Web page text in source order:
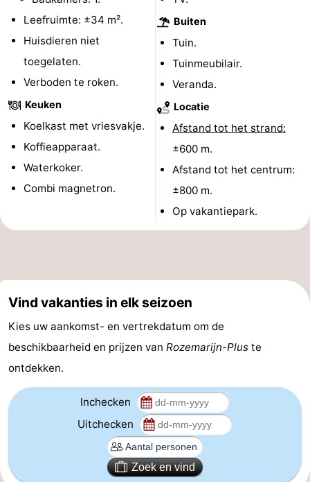
Nieuws
adressen
Regio
Noord-
Holland
-
Egmond
aan
Zee
-
Noordhollands
duinreservaat
-
Wijk
aan
-
Natuur
-
Leefruimte: ±34 m².
Huisdieren niet
toegelaten.
Verboden te roken.
Keuken
Koelkast met vriesvakje.
Koffieapparaat.
Waterkoker.
Combi magnetron.
Buiten
Tuin.
Tuinmeubilair.
Veranda.
Locatie
Afstand tot het strand:
±600 m.
Afstand tot het centrum:
±800 m.
Op vakantiepark.
Vind vakanties in elk seizoen
Kies uw aankomst- en vertrekdatum om de
beschikbaarheid en prijzen van Rozemarijn-Plus te
ontdekken.
Inchecken
Uitchecken
Zoek en vind